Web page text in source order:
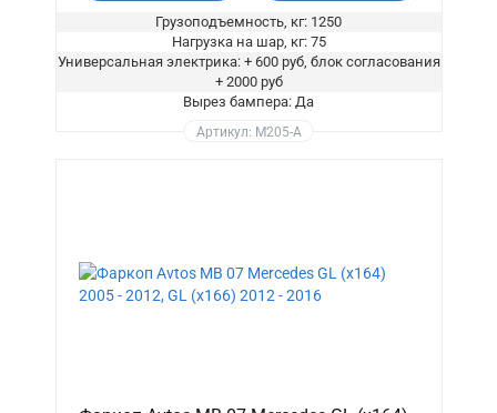
Грузоподъемность, кг: 1250
Нагрузка на шар, кг: 75
Универсальная электрика: + 600 руб, блок согласования
+ 2000 руб
Вырез бампера: Да
Артикул: M205-A